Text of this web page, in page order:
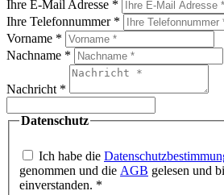
Ihre E-Mail Adresse *
Ihre Telefonnummer *
Vorname *
Nachname *
Nachricht *
Datenschutz
Ich habe die
genommen und die AGB gelesen und
einverstanden. *